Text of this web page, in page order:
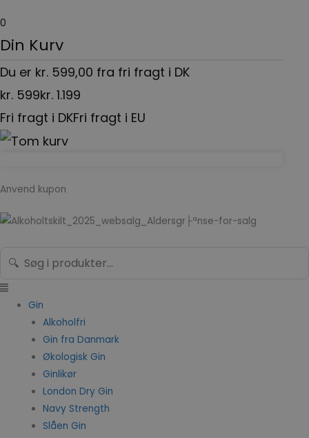
0
Din Kurv
Du er kr. 599,00 fra fri fragt i DK
kr. 599kr. 1.199
Fri fragt i DKFri fragt i EU
Anvend kupon
Gå
til
🔍
Menu
Gin
Alkoholfri
Gin fra Danmark
Økologisk Gin
Ginlikør
London Dry Gin
Navy Strength
Slåen Gin
Search...